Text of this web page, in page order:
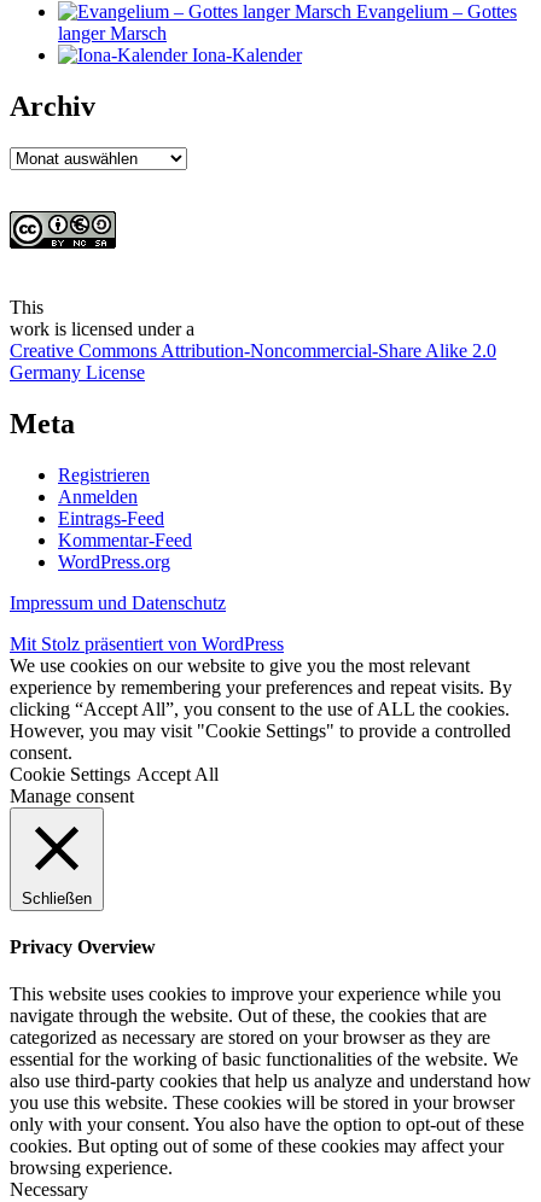
Evangelium – Gottes
langer Marsch
Iona-Kalender
Archiv
Archiv
This
work is licensed under a
Creative Commons Attribution-Noncommercial-Share Alike 2.0
Germany License
Meta
Registrieren
Anmelden
Eintrags-Feed
Kommentar-Feed
WordPress.org
Impressum und Datenschutz
Mit Stolz präsentiert von WordPress
We use cookies on our website to give you the most relevant
experience by remembering your preferences and repeat visits. By
clicking “Accept All”, you consent to the use of ALL the cookies.
However, you may visit "Cookie Settings" to provide a controlled
consent.
Cookie Settings Accept All
Manage consent
Schließen
Privacy Overview
This website uses cookies to improve your experience while you
navigate through the website. Out of these, the cookies that are
categorized as necessary are stored on your browser as they are
essential for the working of basic functionalities of the website. We
also use third-party cookies that help us analyze and understand how
you use this website. These cookies will be stored in your browser
only with your consent. You also have the option to opt-out of these
cookies. But opting out of some of these cookies may affect your
browsing experience.
Necessary